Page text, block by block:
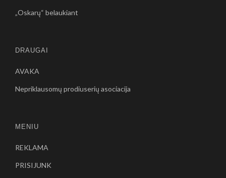
„Oskarų“ belaukiant
DRAUGAI
AVAKA
Nepriklausomų prodiuserių asociacija
MENIU
REKLAMA
PRISIJUNK